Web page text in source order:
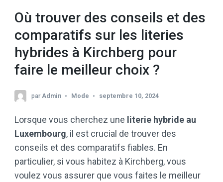
Où trouver des conseils et des
comparatifs sur les literies
hybrides à Kirchberg pour
faire le meilleur choix ?
par Admin Mode septembre 10, 2024
Lorsque vous cherchez une literie hybride au
Luxembourg, il est crucial de trouver des
conseils et des comparatifs fiables. En
particulier, si vous habitez à Kirchberg, vous
voulez vous assurer que vous faites le meilleur